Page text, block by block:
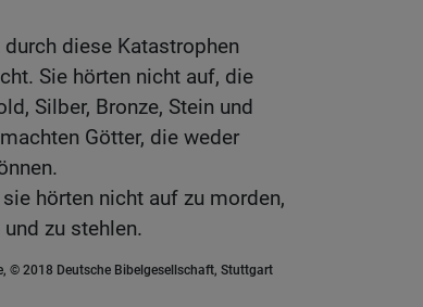
diese Katastrophen
Sie hörten nicht auf, die
Silber, Bronze, Stein und
Götter, die weder
hörten nicht auf zu morden,
und zu stehlen.
© 2018 Deutsche Bibelgesellschaft, Stuttgart